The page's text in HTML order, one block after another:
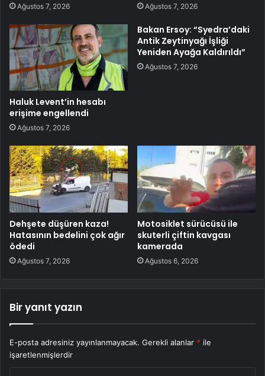
Ağustos 7, 2026 Ağustos 7, 2026
Haluk Levent’in hesabı
erişime engellendi
Ağustos 7, 2026
Bakan Ersoy: “Syedra’daki
Antik Zeytinyağı İşliği
Yeniden Ayağa Kaldırıldı”
Ağustos 7, 2026
Dehşete düşüren kaza!
Hatasının bedelini çok ağır
ödedi
Ağustos 7, 2026
Motosiklet sürücüsü ile
skuterli çiftin kavgası
kamerada
Ağustos 6, 2026
Bir yanıt yazın
E-posta adresiniz yayınlanmayacak. Gerekli alanlar * ile
işaretlenmişlerdir